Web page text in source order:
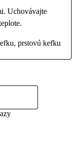
Uchovávajte
prstovú kefku